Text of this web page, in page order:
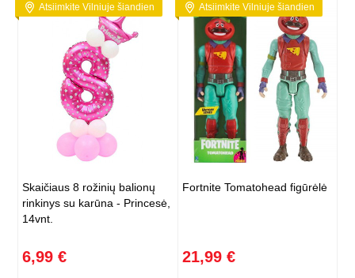
Atsiimkite Vilniuje šiandien
Skaičiaus 8 rožinių balionų
rinkinys su karūna - Princesė,
14vnt.
6,99 €
Atsiimkite Vilniuje šiandien
Fortnite Tomatohead figūrėlė
21,99 €